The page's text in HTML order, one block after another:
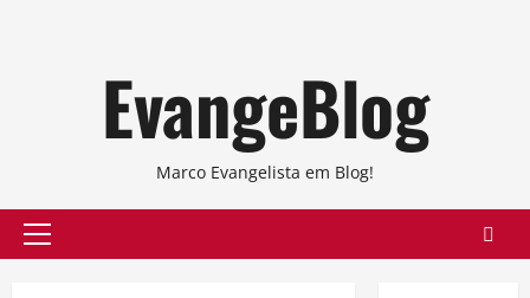
EvangeBlog
Marco Evangelista em Blog!
Primary